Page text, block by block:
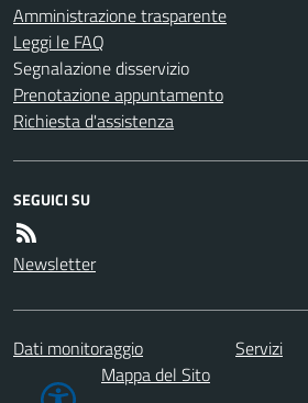
Amministrazione trasparente
Leggi le FAQ
Segnalazione disservizio
Prenotazione appuntamento
Richiesta d'assistenza
SEGUICI SU
Newsletter
Dati monitoraggio Servizi
Mappa del Sito